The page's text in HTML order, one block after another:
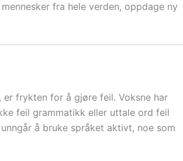
fra hele verden, oppdage ny
frykten for å gjøre feil. Voksne har
feil grammatikk eller uttale ord feil
å bruke språket aktivt, noe som